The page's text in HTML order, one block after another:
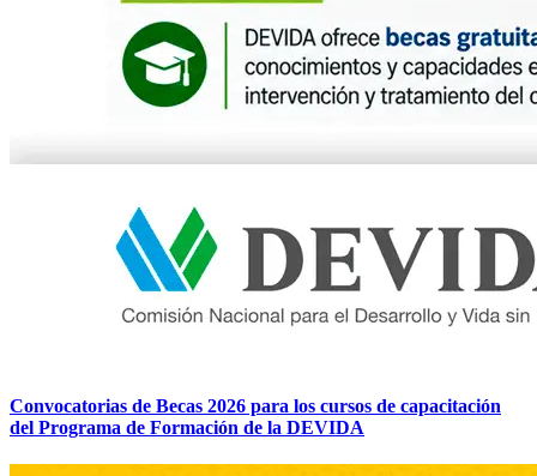
Convocatorias de Becas 2026 para los cursos de capacitación
del Programa de Formación de la DEVIDA